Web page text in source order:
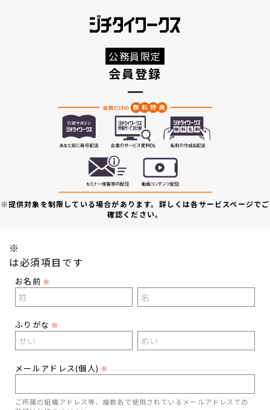
公務員限定
会員登録
※提供対象を制限している場合があります。詳しくは各サービスページでご
確認ください。
※
は必須項目です
お名前 ※
ふりがな ※
メールアドレス(個人) ※
ご所属の組織アドレス等、複数名で使用されているメールアドレスでの